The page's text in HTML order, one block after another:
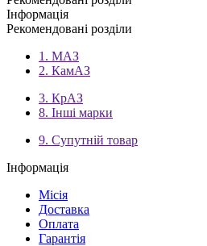
Інформація
Рекомендовані розділи
1. МАЗ
2. КамАЗ
3. КрАЗ
8. Інші марки
9. Супутній товар
Інформація
Місія
Доставка
Оплата
Гарантія